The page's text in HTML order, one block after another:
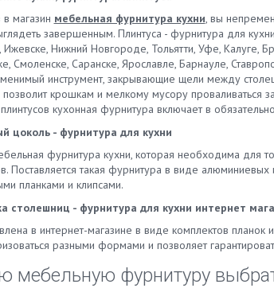
Уфе, Калуге, Брянске, Туле,
Сочи, Курске,
Твери, Саратове,
Смоленске, Саранске,
Барнауле, Ставрополе,
Ульяновске, Череповце и
и странах СНГ.
приобрести
алюминиевые
каталоге
разных
Каждый
фартука
стандартам
установке он
ремонта и
где купить
Сделайте
алюминиевый
Новгороде,
других
цоколя ПВХ при
выборе и монтаже не
не портят эстетику
Планки представлены в
и нестандартных
Вы можете купить цоколь
пластиковый 100 мм или
– этой высоты почты всегда
для оснащения
Цоколь кухонный
Обладает повышенной
и прочностью. Металл
несколько стадий
в результате чего
неподверженным
металла. Купить
алюминиевый цоколь
100 мм или 150 мм стоит
максимальной
в магазин мебельная фурнитура кухни, вы
завершенным. Плинтуса - фурнитура для
Нижний Новгороде, Тольятти, Уфе, Калуге,
Смоленске, Саранске, Ярославле, Барнауле,
инструмент, закрывающие щели между
позволит крошкам и мелкому мусору проваливаться
кухонная фурнитура включает в
цоколь - фурнитура для кухни
фурнитура кухни, которая необходима для
Поставляется такая фурнитура в виде алюминиевых
планками и клипсами.
столешниц - фурнитура для кухни интернет
в интернет-магазине в виде комплектов
разными формами и позволяет
мебельную фурнитуру